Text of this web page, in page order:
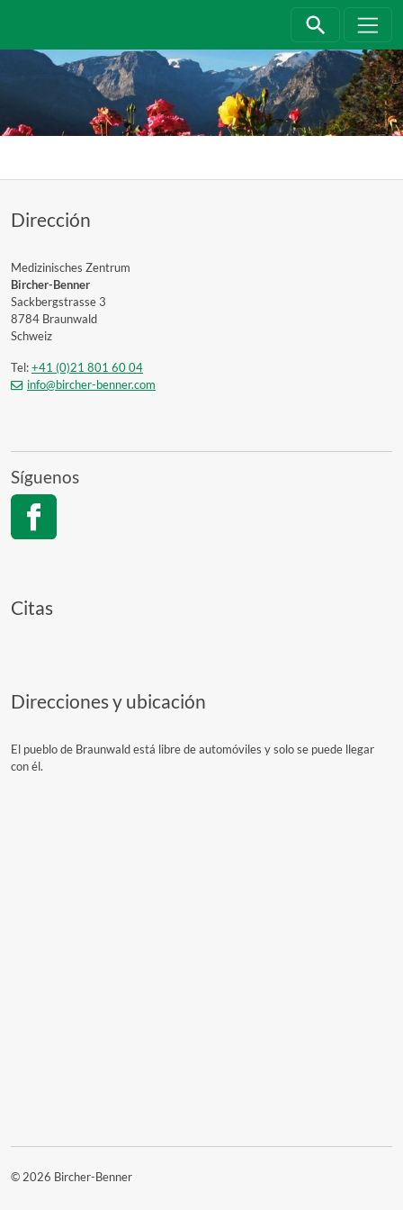
Dirección
Medizinisches Zentrum
Bircher-Benner
Sackbergstrasse 3
8784 Braunwald
Schweiz
Tel:+41 (0)21 801 60 04
info@bircher-benner.com
Síguenos
Citas
Direcciones y ubicación
El pueblo de Braunwald está libre de automóviles y solo se puede llegar
con él.
© 2026 Bircher-Benner